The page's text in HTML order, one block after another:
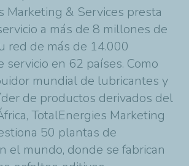
Marketing & Services presta
a más de 8 millones de
red de más de 14.000
servicio en 62 países. Como
mundial de lubricantes y
de productos derivados del
TotalEnergies Marketing
50 plantas de
el mundo, donde se fabrican